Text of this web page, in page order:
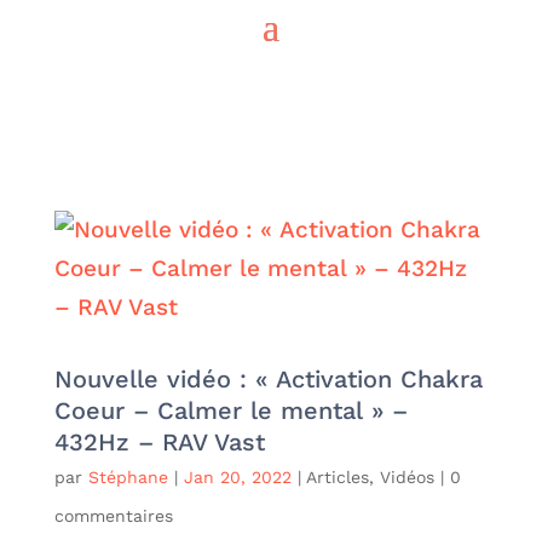
Nouvelle vidéo : « Activation Chakra
Coeur – Calmer le mental » –
432Hz – RAV Vast
par Stéphane| Jan 20, 2022 | Articles, Vidéos| 0
commentaires